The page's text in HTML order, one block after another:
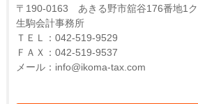
〒190-0163 あきる野市舘谷176番地1
生駒会計事務所
ＴＥＬ：042-519-9529
ＦＡＸ：042-519-9537
メール：info@ikoma-tax.com